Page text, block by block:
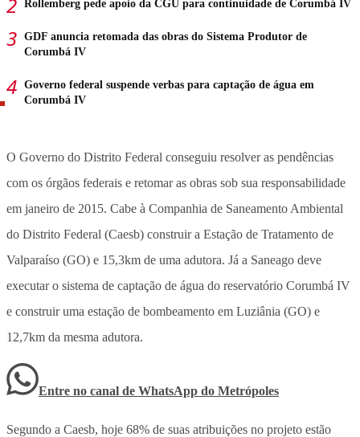
Rollemberg pede apoio da CGU para continuidade de Corumbá IV
GDF anuncia retomada das obras do Sistema Produtor de
Corumbá IV
Governo federal suspende verbas para captação de água em
Corumbá IV
O Governo do Distrito Federal conseguiu resolver as pendências
com os órgãos federais e retomar as obras sob sua responsabilidade
em janeiro de 2015. Cabe à Companhia de Saneamento Ambiental
do Distrito Federal (Caesb) construir a Estação de Tratamento de
Valparaíso (GO) e 15,3km de uma adutora. Já a Saneago deve
executar o sistema de captação de água do reservatório Corumbá IV
e construir uma estação de bombeamento em Luziânia (GO) e
12,7km da mesma adutora.
Entre no canal de WhatsApp do Metrópoles
Segundo a Caesb, hoje 68% de suas atribuições no projeto estão